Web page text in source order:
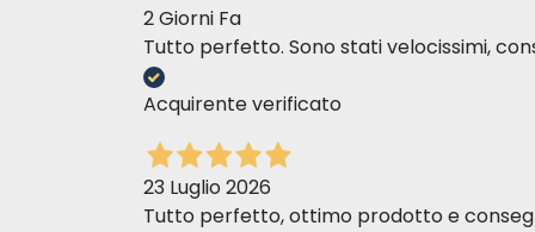
2 Giorni Fa
Tutto perfetto. Sono stati velocissimi,
Acquirente verificato
23 Luglio 2026
Tutto perfetto, ottimo prodotto e